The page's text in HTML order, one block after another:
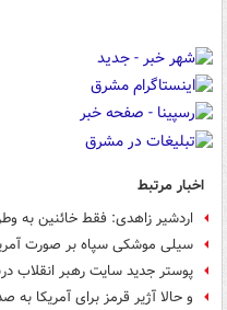
اخبار مرتبط
اردشیر زاهدی: فقط خائنین به
سیلی موشکی سپاه بر صورت
پوستر جدید سایت رهبر انقلاب
و حالا آژیر قرمز برای آمریکا به